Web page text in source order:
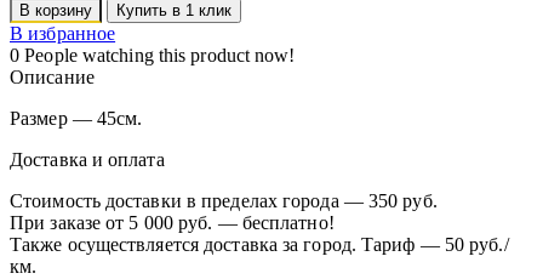
В корзину Купить в 1 клик
В избранное
0 People watching this product now!
Описание
Размер — 45см.
Доставка и оплата
Стоимость доставки в пределах города — 350 руб.
При заказе от 5 000 руб. — бесплатно!
Также осуществляется доставка за город. Тариф — 50 руб./
км.